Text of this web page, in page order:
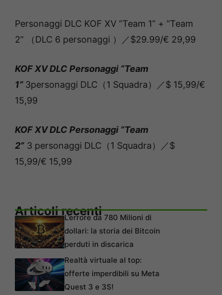
Personaggi DLC KOF XV “Team 1” + “Team
2” （DLC 6 personaggi ）／$29.99/€ 29,99
KOF XV DLC Personaggi “Team
1” 3personaggi DLC（1 Squadra）／$ 15,99/€
15,99
KOF XV DLC Personaggi “Team
2” 3 personaggi DLC（1 Squadra）／$
15,99/€ 15,99
Articoli recentiL’errore da 780 Milioni di
dollari: la storia dei Bitcoin
perduti in discarica
Realtà virtuale al top:
offerte imperdibili su Meta
Quest 3 e 3S!